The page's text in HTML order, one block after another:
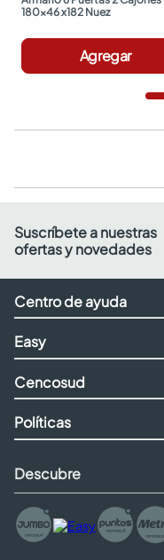
180x46 x182 Nuez
Agregar
Suscríbete a nuestras
ofertas y novedades
Centro de ayuda
Easy
Cencosud
Políticas
Descubre